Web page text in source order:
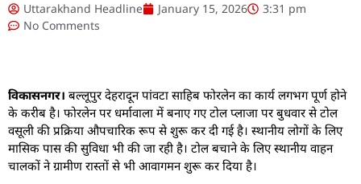
Uttarakhand Headline January 15, 2026
3:31 pm
No Comments
विकासनगर। बल्लूपुर देहरादून पांवटा साहिब फोरलेन का कार्य लगभग पूर्ण होने
के करीब है। फोरलेन पर धर्मावाला में बनाए गए टोल प्लाजा पर बुधवार से टोल
वसूली की प्रक्रिया औपचारिक रूप से शुरू कर दी गई है। स्थानीय लोगों के लिए
मासिक पास की सुविधा भी की जा रही है। टोल बचाने के लिए स्थानीय वाहन
चालकों ने ग्रामीण रास्तों से भी आवागमन शुरू कर दिया है।